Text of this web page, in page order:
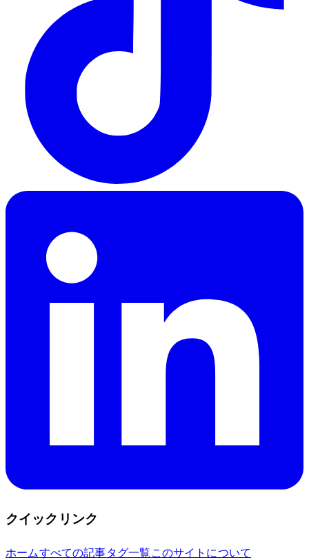
クイックリンク
ホームすべての記事タグ一覧 このサイトについて